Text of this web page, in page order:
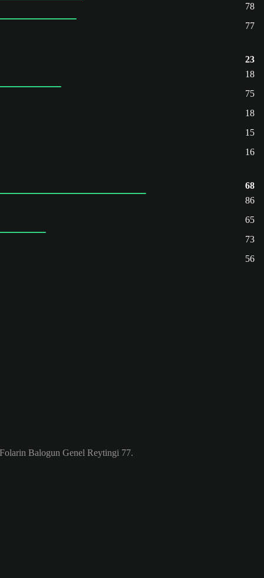
78
77
23
18
75
18
15
16
68
86
65
73
56
Balogun Genel Reytingi 77.